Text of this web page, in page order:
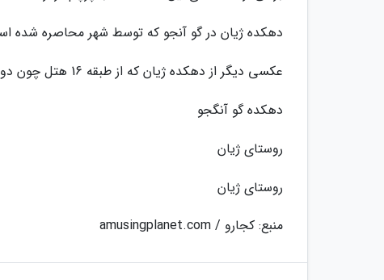
دهکده ژیان در گو آنجو که توسط شهر محاصره شده
عکسی دیگر از دهکده ژیان که از طبقه 16 هتل چون دو
دهکده گو آنگجو
روستای ژیان
روستای ژیان
منبع: کجارو / amusingplanet.com